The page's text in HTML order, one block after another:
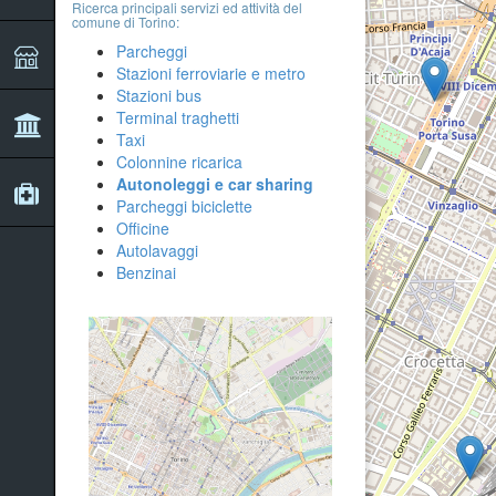
Ricerca principali servizi ed attività del
comune di Torino:
Parcheggi
Stazioni ferroviarie e metro
Stazioni bus
Terminal traghetti
Taxi
Colonnine ricarica
Autonoleggi e car sharing
Parcheggi biciclette
Officine
Autolavaggi
Benzinai